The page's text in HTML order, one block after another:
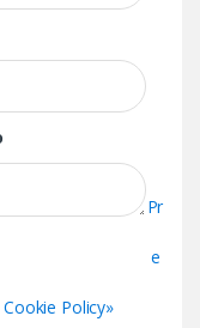
Pr
e
Policy»